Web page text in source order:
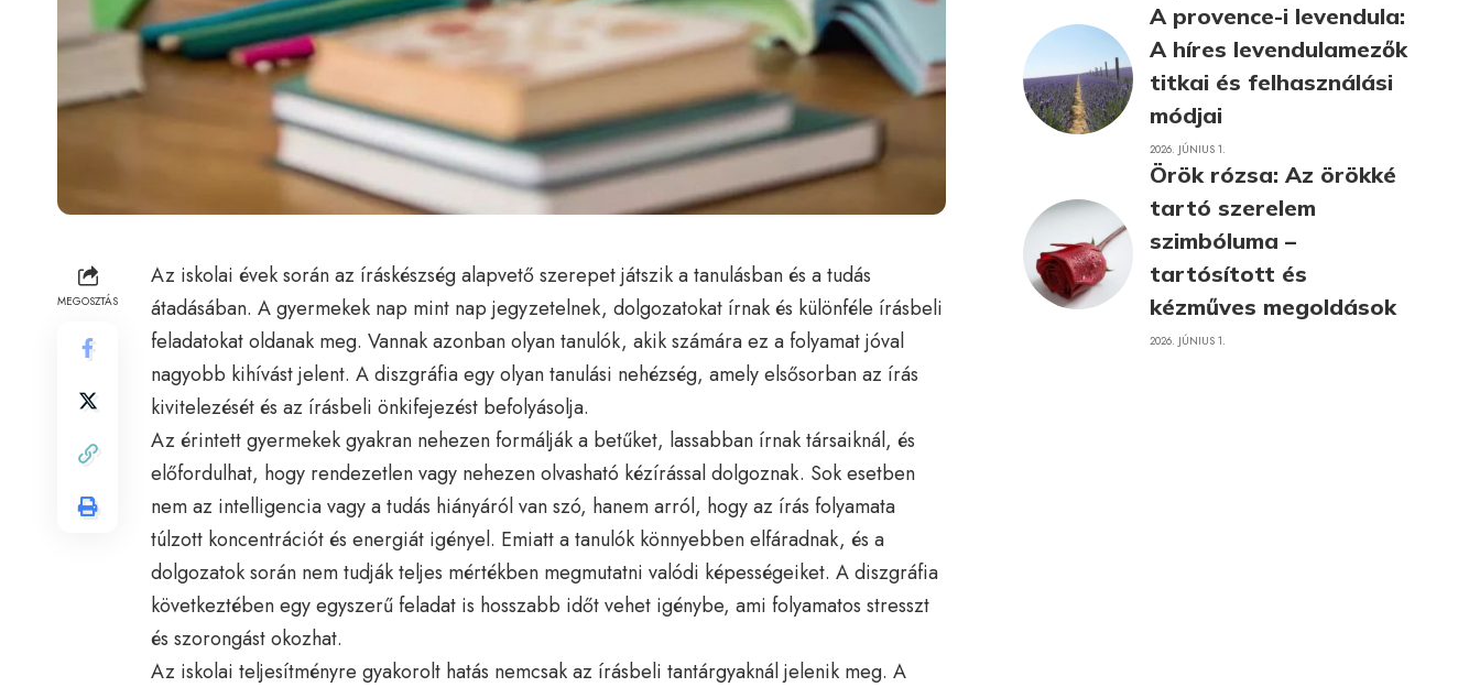
MEGOSZTÁS
Az iskolai évek során az íráskészség alapvető szerepet játszik a tanulásban és a tudás
átadásában. A gyermekek nap mint nap jegyzetelnek, dolgozatokat írnak és különféle írásbeli
feladatokat oldanak meg. Vannak azonban olyan tanulók, akik számára ez a folyamat jóval
nagyobb kihívást jelent. A diszgráfia egy olyan tanulási nehézség, amely elsősorban az írás
kivitelezését és az írásbeli önkifejezést befolyásolja.
Az érintett gyermekek gyakran nehezen formálják a betűket, lassabban írnak társaiknál, és
előfordulhat, hogy rendezetlen vagy nehezen olvasható kézírással dolgoznak. Sok esetben
nem az intelligencia vagy a tudás hiányáról van szó, hanem arról, hogy az írás folyamata
túlzott koncentrációt és energiát igényel. Emiatt a tanulók könnyebben elfáradnak, és a
dolgozatok során nem tudják teljes mértékben megmutatni valódi képességeiket. A diszgráfia
következtében egy egyszerű feladat is hosszabb időt vehet igénybe, ami folyamatos stresszt
és szorongást okozhat.
Az iskolai teljesítményre gyakorolt hatás nemcsak az írásbeli tantárgyaknál jelenik meg. A
A provence-i levendula:
A híres levendulamezők
titkai és felhasználási
módjai
2026. JÚNIUS 1.
Örök rózsa: Az örökké
tartó szerelem
szimbóluma –
tartósított és
kézműves megoldások
2026. JÚNIUS 1.